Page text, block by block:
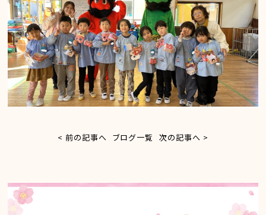
< 前の記事へ ブログ一覧 次の記事へ >